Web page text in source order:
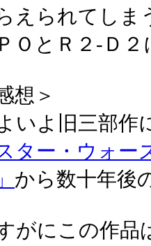
えられてしま
ＯとＲ２-Ｄ
想＞
いよ旧三部作
スター・ウォ
から数十年後
がにこの作品